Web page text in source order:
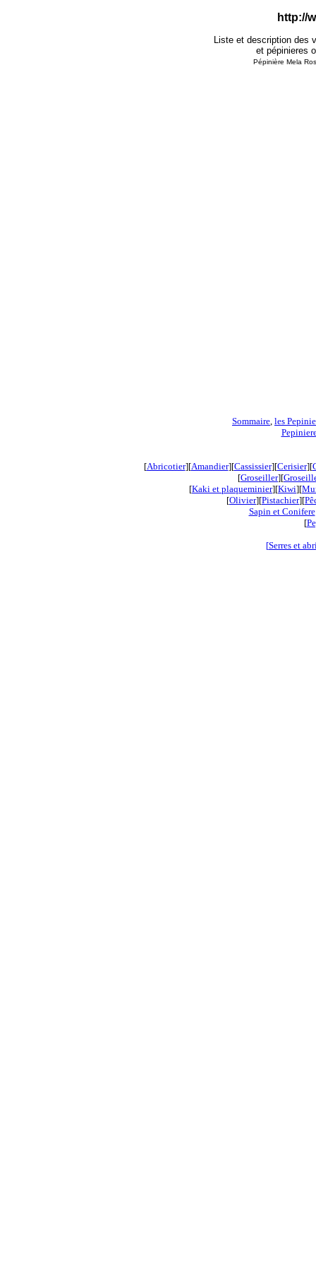
http://
Liste et description des
et pépinieres
Pépinière Mela
Sommaire, les
[Abricotier][Amandier][Cassissier][Cerisier][
[Groseiller][
[Kaki et plaqueminier][Kiwi][
[Olivier][Pistachier][
Sapin et Conifere
[
[Serres et